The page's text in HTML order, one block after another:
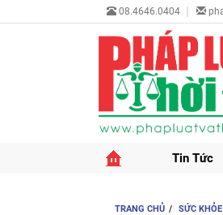
08.4646.0404
Tin Tức
TRANG CHỦ SỨC